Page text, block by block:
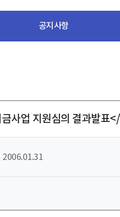
공지사항
사업 지원심의 결과발표
2006.01.31